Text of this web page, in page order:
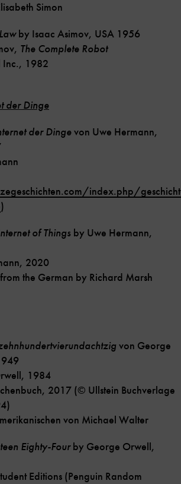
Simon
by Isaac Asimov, USA 1956
The Complete Robot
1982
der Dinge
der Dingevon Uwe Hermann,
index.php/
)
of Things by Uwe Hermann,
2020
the German by Richard Marsh
von George
1984
2017 (© Ullstein Buchverlage
von Michael Walter
Eighty-Fourby George Orwell,
Editions (Penguin Random